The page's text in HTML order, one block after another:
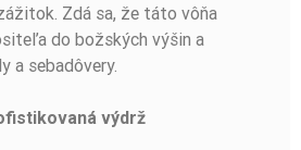
Zdá sa, že táto vôňa
do božských výšin a
a sebadôvery.
výdrž